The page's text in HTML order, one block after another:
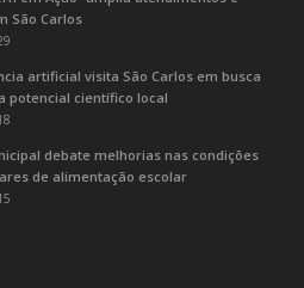
São Carlos
artificial visita São Carlos em busca
potencial científico local
debate melhorias nas condições
de alimentação escolar